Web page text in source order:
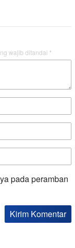
wajib ditandai *
pada peramban